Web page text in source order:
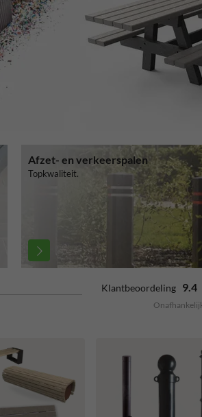
Afzet- en verkeerspalen
Topkwaliteit.
Klantbeoordeling 9.4